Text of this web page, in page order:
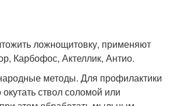
ложнощитовку, применяют
Карбофос, Актеллик, Антио.
методы. Для профилактики
ствол соломой или